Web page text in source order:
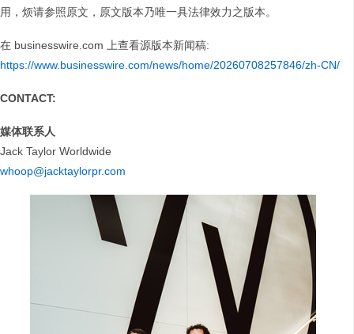
用，烦请参照原文，原文版本乃唯一具法律效力之版本。
在 businesswire.com 上查看源版本新闻稿:
https://www.businesswire.com/news/home/20260708257846/zh-CN/
CONTACT:
媒体联系人
Jack Taylor Worldwide
whoop@jacktaylorpr.com